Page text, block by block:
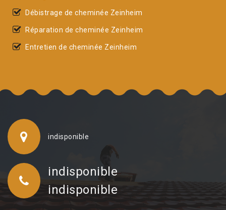
Débistrage de cheminée Zeinheim
Réparation de cheminée Zeinheim
Entretien de cheminée Zeinheim
indisponible
indisponible
indisponible